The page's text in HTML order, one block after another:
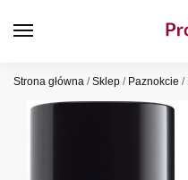
Strona główna /Sklep / Paznokcie /